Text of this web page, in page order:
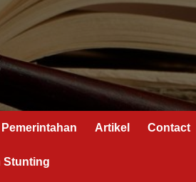
Pemerintahan Artikel Contact
Stunting